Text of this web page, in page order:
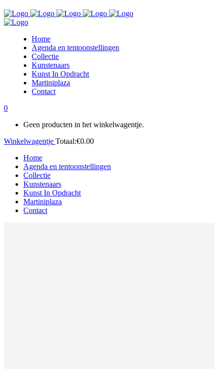
Home
Agenda en tentoonstellingen
Collectie
Kunstenaars
Kunst In Opdracht
Martiniplaza
Contact
0
Geen producten in het winkelwagentje.
Winkelwagentje Totaal:€0.00
Home
Agenda en tentoonstellingen
Collectie
Kunstenaars
Kunst In Opdracht
Martiniplaza
Contact